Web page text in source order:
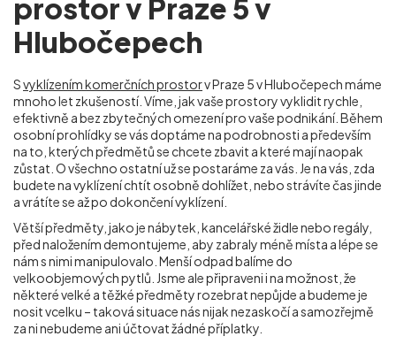
prostor v Praze 5 v
Hlubočepech
Svyklízením komerčních prostorv Praze 5 v Hlubočepech máme
mnoho let zkušeností. Víme, jak vaše prostory vyklidit rychle,
efektivně a bez zbytečných omezení pro vaše podnikání. Během
osobní prohlídky se vás doptáme na podrobnosti a především
na to, kterých předmětů se chcete zbavit a které mají naopak
zůstat. O všechno ostatní už se postaráme za vás. Je na vás, zda
budete na vyklízení chtít osobně dohlížet, nebo strávíte čas jinde
a vrátíte se až po dokončení vyklízení.
Větší předměty, jako je nábytek, kancelářské židle nebo regály,
před naložením demontujeme, aby zabraly méně místa a lépe se
nám s nimi manipulovalo. Menší odpad balíme do
velkoobjemových pytlů. Jsme ale připraveni i na možnost, že
některé velké a těžké předměty rozebrat nepůjde a budeme je
nosit vcelku – taková situace nás nijak nezaskočí a samozřejmě
za ni nebudeme ani účtovat žádné příplatky.